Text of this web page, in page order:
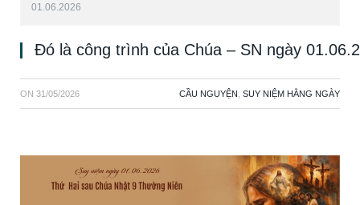
01.06.2026
Đó là công trình của Chúa – SN ngày
ON 31/05/2026 CẦU NGUYỆN SUY NIỆM HẰNG NGÀY